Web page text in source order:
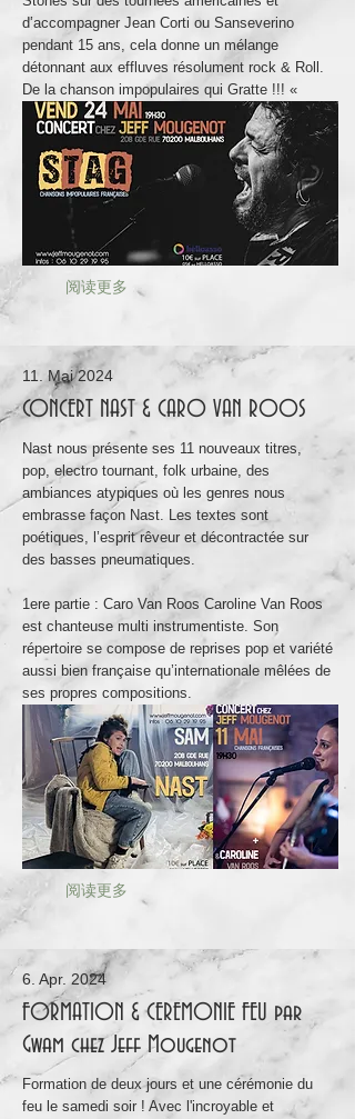
d’accompagner Jean Corti ou Sanseverino
pendant 15 ans, cela donne un mélange
détonnant aux effluves résolument rock & Roll.
De la chanson impopulaires qui Gratte !!! «
阅读更多
11. Mai 2024
CONCERT NAST & CARO VAN ROOS
Nast nous présente ses 11 nouveaux titres,
pop, electro tournant, folk urbaine, des
ambiances atypiques où les genres nous
embrasse façon Nast. Les textes sont
poétiques, l’esprit rêveur et décontractée sur
des basses pneumatiques.
1ere partie : Caro Van Roos Caroline Van Roos
est chanteuse multi instrumentiste. Son
répertoire se compose de reprises pop et variété
aussi bien française qu’internationale mêlées de
ses propres compositions.
阅读更多
6. Apr. 2024
FORMATION & CEREMONIE FEU par
Gwam chez Jeff Mougenot
Formation de deux jours et une cérémonie du
feu le samedi soir ! Avec l'incroyable et